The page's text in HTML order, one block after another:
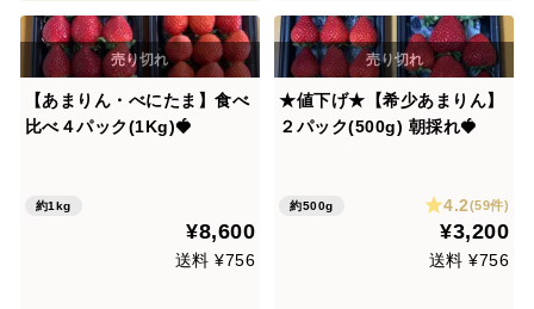
【あまりん・べにたま】食べ
比べ４パック(1Kg)🍓
約1kg
¥8,600
送料 ¥756
★値下げ★【希少あまりん】
２パック(500g) 朝採れ🍓
約500g 4.2(59件)
¥3,200
送料 ¥756